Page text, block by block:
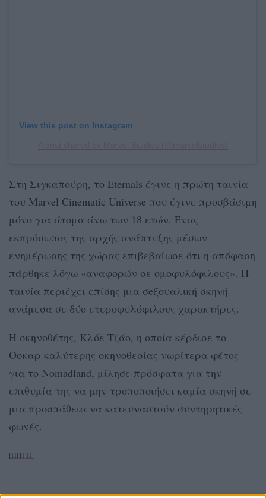
View this post on Instagram
Στη Σιγκαπούρη, το Eternals έγινε η πρώτη ταινία
του Marvel Cinematic Universe που έγινε προσβάσιμη
μόνο για άτομα άνω των 18 ετών. Ένας
εκπρόσωπος της αρχής ανάπτυξης μέσων
ενημέρωσης της χώρας επιβεβαίωσε ότι η απόφαση
πάρθηκε λόγω «αναφορών σε ομοφυλόφιλους». Η
ταινία περιέχει επίσης μια σeξουαλική σκηνή
ανάμεσα σε δύο ετεροφυλόφιλους χαρακτήρες.
Η σκηνοθέτης, Κλόε Τζάο, η οποία κέρδισε το
Όσκαρ καλύτερης σκηνοθεσίας νωρίτερα φέτος
για το Nomadland, μίλησε πρόσφατα για την
επιθυμία της να μην τροποποιήσει καμία σκηνή σε
μια προσπάθεια να κατευναστούν συντηρητικές
φωνές.
[ΠΗΓΗ]
ΔΙΑΦΗΜΙΣΗ